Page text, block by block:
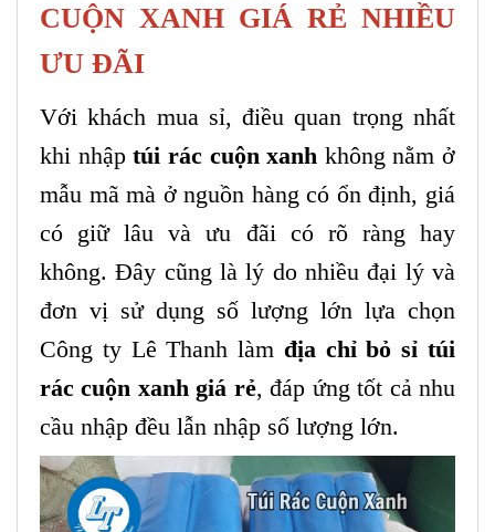
CUỘN XANH GIÁ RẺ NHIỀU
ƯU ĐÃI
Với khách mua sỉ, điều quan trọng nhất
khi nhậptúi rác cuộn xanh không nằm ở
mẫu mã mà ở nguồn hàng có ổn định, giá
có giữ lâu và ưu đãi có rõ ràng hay
không. Đây cũng là lý do nhiều đại lý và
đơn vị sử dụng số lượng lớn lựa chọn
Công ty Lê Thanh làm địa chỉ bỏ sỉ túi
rác cuộn xanh giá rẻ, đáp ứng tốt cả nhu
cầu nhập đều lẫn nhập số lượng lớn.